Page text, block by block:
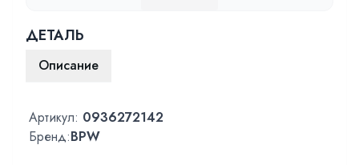
ДЕТАЛЬ
Описание
Артикул: 0936272142
Бренд:BPW